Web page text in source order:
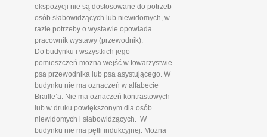
ekspozycji nie są dostosowane do potrzeb
osób słabowidzących lub niewidomych, w
razie potrzeby o wystawie opowiada
pracownik wystawy (przewodnik).
Do budynku i wszystkich jego
pomieszczeń można wejść w towarzystwie
psa przewodnika lub psa asystującego. W
budynku nie ma oznaczeń w alfabecie
Braille’a. Nie ma oznaczeń kontrastowych
lub w druku powiększonym dla osób
niewidomych i słabowidzących. W
budynku nie ma pętli indukcyjnej. Można